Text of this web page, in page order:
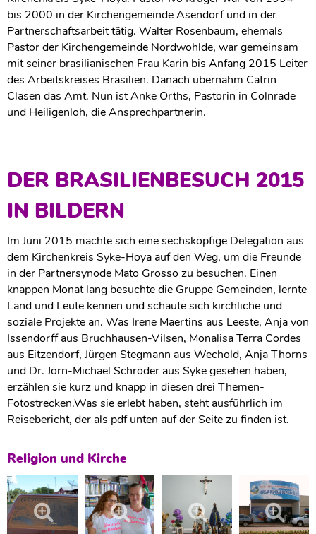
bis 2000 in der Kirchengemeinde Asendorf und in der
Partnerschaftsarbeit tätig. Walter Rosenbaum, ehemals
Pastor der Kirchengemeinde Nordwohlde, war gemeinsam
mit seiner brasilianischen Frau Karin bis Anfang 2015 Leiter
des Arbeitskreises Brasilien. Danach übernahm Catrin
Clasen das Amt. Nun ist Anke Orths, Pastorin in Colnrade
und Heiligenloh, die Ansprechpartnerin.
DER BRASILIENBESUCH 2015
IN BILDERN
Im Juni 2015 machte sich eine sechsköpfige Delegation aus
dem Kirchenkreis Syke-Hoya auf den Weg, um die Freunde
in der Partnersynode Mato Grosso zu besuchen. Einen
knappen Monat lang besuchte die Gruppe Gemeinden, lernte
Land und Leute kennen und schaute sich kirchliche und
soziale Projekte an. Was Irene Maertins aus Leeste, Anja von
Issendorff aus Bruchhausen-Vilsen, Monalisa Terra Cordes
aus Eitzendorf, Jürgen Stegmann aus Wechold, Anja Thorns
und Dr. Jörn-Michael Schröder aus Syke gesehen haben,
erzählen sie kurz und knapp in diesen drei Themen-
Fotostrecken.Was sie erlebt haben, steht ausführlich im
Reisebericht, der als pdf unten auf der Seite zu finden ist.
Religion und Kirche